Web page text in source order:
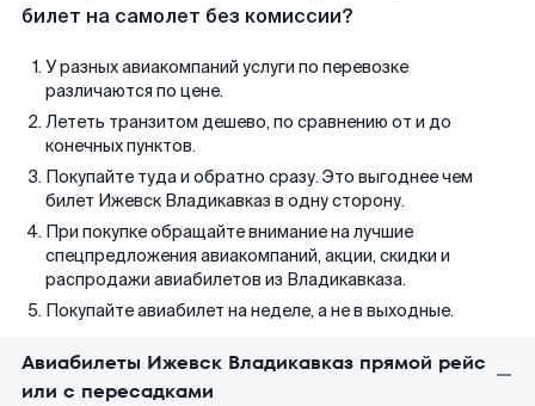
билет на самолет без комиссии?
У разных авиакомпаний услуги по перевозке
различаются по цене.
Лететь транзитом дешево, по сравнению от и до
конечных пунктов.
Покупайте туда и обратно сразу. Это выгоднее чем
билет Ижевск Владикавказ в одну сторону.
При покупке обращайте внимание на лучшие
спецпредложения авиакомпаний, акции, скидки и
распродажи авиабилетов из Владикавказа.
Покупайте авиабилет на неделе, а не в выходные.
Авиабилеты Ижевск Владикавказ прямой рейс
или с пересадками